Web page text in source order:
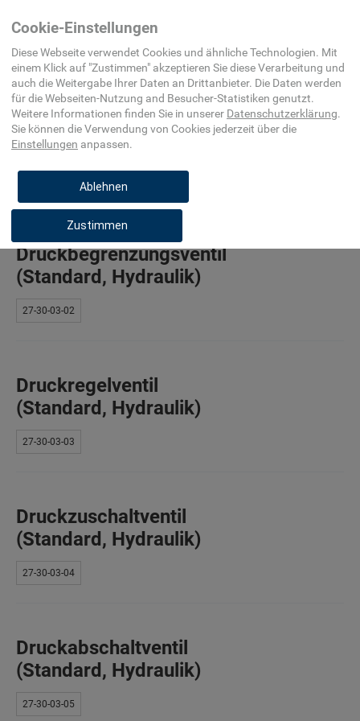
Prozessleittechnik
Lasthalteventil
(Standard, Hydraulik)
Druckbegrenzungsventil
(Standard, Hydraulik)
27-30-03-02
Druckregelventil
(Standard, Hydraulik)
27-30-03-03
Druckzuschaltventil
(Standard, Hydraulik)
27-30-03-04
Druckabschaltventil
(Standard, Hydraulik)
27-30-03-05
Cookie-Einstellungen
Diese Webseite verwendet Cookies und ähnliche Technologien. Mit
einem Klick auf "Zustimmen" akzeptieren Sie diese Verarbeitung und
auch die Weitergabe Ihrer Daten an Drittanbieter. Die Daten werden
für dieWebseiten-Nutzung and Besucher-Statistiken genutzt.
Weitere Informationen finden Sie in unserer Datenschutzerklärung.
Sie können die Verwendung von Cookies jederzeit über die
Einstellungen anpassen.
Ablehnen
Zustimmen